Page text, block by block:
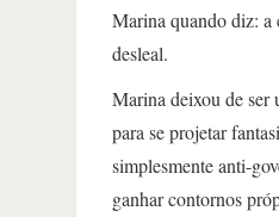
Marina quando diz: a
desleal.
Marina deixou de ser
para se projetar
simplesmente anti-
ganhar contornos